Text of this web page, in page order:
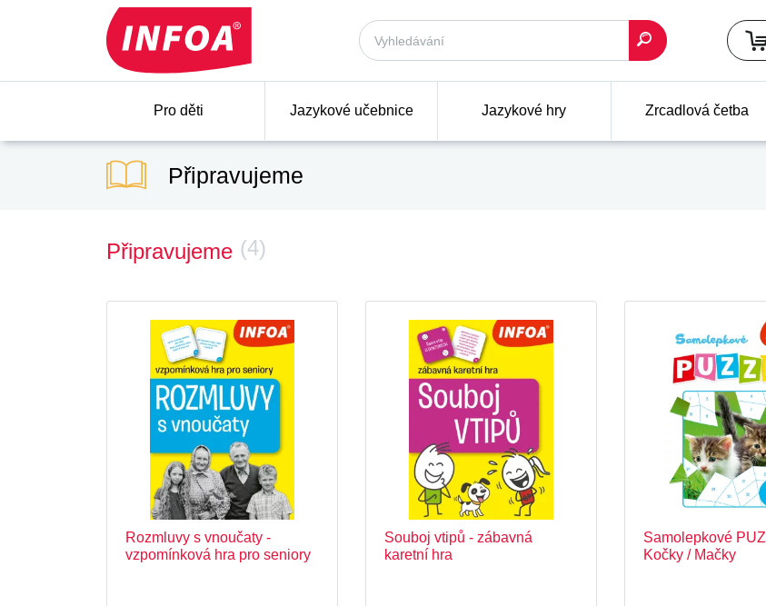
Pro děti Jazykové učebnice Jazykové hry Zrcadlová četba
Připravujeme
Připravujeme (4)
Rozmluvy s vnoučaty -
vzpomínková hra pro seniory
Souboj vtipů - zábavná
karetní hra
Samolepkové
Kočky / Mačky